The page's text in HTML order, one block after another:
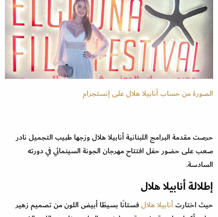
الصورة من حساب أنابيلا هلال على إنستجرام
حرصت مقدمة البرامج اللبنانية أنابيلا هلال وزجها طبيب التجميل نادر
صعب على حضور حفل افتتاح مهرجان الجونة السينمائي في دورته
السادسة.
إطلالة أنابيلا هلال
حيث اختارتأنابيلا هلالفستانًا بسيطًا أبيض اللون من تصميم زهير